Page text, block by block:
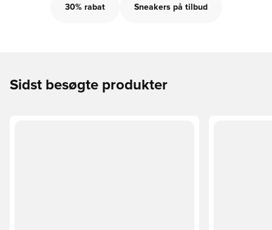
30% rabat Sneakers på tilbud
Sidst besøgte produkter